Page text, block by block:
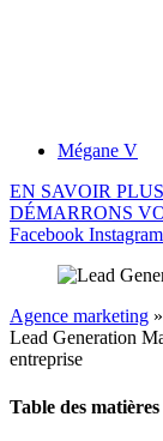
Mégane V
EN SAVOIR PLUS
DÉMARRONS
Facebook Instagram
Agence marketing »
Lead Generation
entreprise
Table des matières